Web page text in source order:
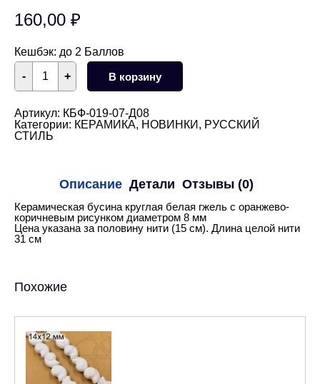
160,00 ₽
Кешбэк: до 2 Баллов
+
Количество
товара
Керамическая
гжель
оранжево-
нити
- В корзину
Артикул: КБФ-019-07-Д08
Категории: КЕРАМИКА, НОВИНКИ , РУССКИЙ
СТИЛЬ
Описание Детали Отзывы (0)
Керамическая бусина круглая белая гжель с оранжево-
коричневым рисунком диаметром 8 мм
Цена указана за половину нити (15 см). Длина целой нити
31 см
Похожие